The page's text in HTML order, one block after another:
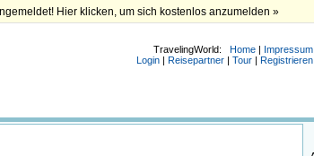
Hier klicken, um sich kostenlos anzumelden »
TravelingWorld: Home | Impressum
Login | Reisepartner | Tour | Registrieren